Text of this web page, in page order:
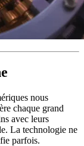
nous
chaque grand
avec leurs
La technologie ne
parfois.